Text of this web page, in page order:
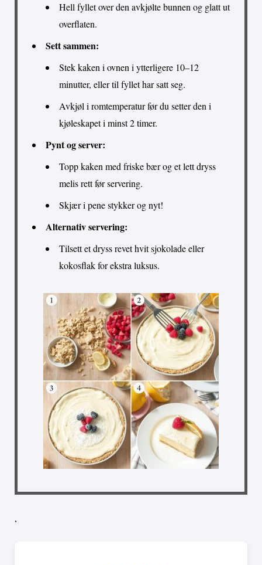
Hell fyllet over den avkjølte bunnen og glatt ut
overflaten.
Sett sammen:
Stek kaken i ovnen i ytterligere 10–12
minutter, eller til fyllet har satt seg.
Avkjøl i romtemperatur før du setter den i
kjøleskapet i minst 2 timer.
Pynt og server:
Topp kaken med friske bær og et lett dryss
melis rett før servering.
Skjær i pene stykker og nyt!
Alternativ servering:
Tilsett et dryss revet hvit sjokolade eller
kokosflak for ekstra luksus.
,